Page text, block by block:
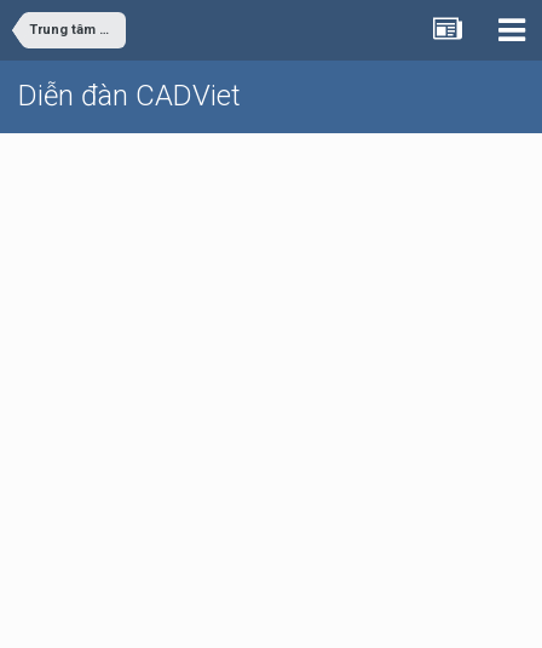
Trung tâm dữ liệu
Diễn đàn CADViet